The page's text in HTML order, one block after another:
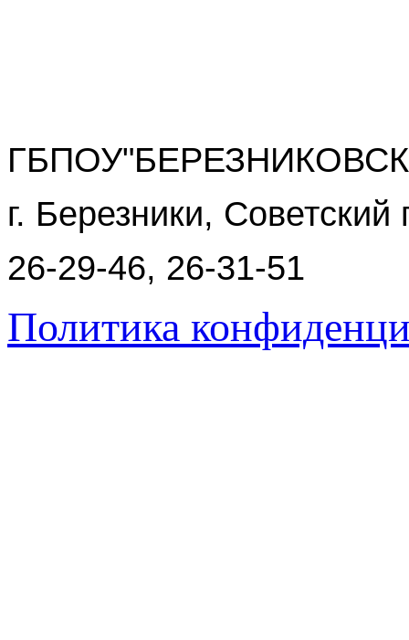
г. Березники, Советский
26-29-46, 26-31-51
Политика